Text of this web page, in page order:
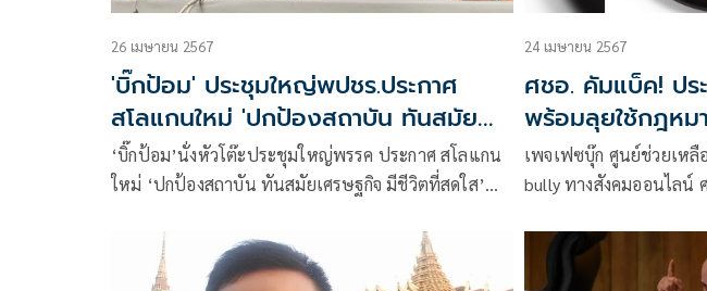
26 เมษายน 2567
'บิ๊กป้อม' ประชุมใหญ่พปชร.ประกาศ
สโลแกนใหม่ 'ปกป้องสถาบัน ทันสมัย
เศรษฐกิจ มีชีวิตที่สดใส'
‘บิ๊กป้อม’นั่งหัวโต๊ะประชุมใหญ่พรรค ประกาศ สโลแกน
ใหม่ ‘ปกป้องสถาบัน ทันสมัยเศรษฐกิจ มีชีวิตที่สดใส’
เกี้ยวไม่รู้ ไม่บอก โยนถามนายกฯ
24 เมษายน 2567
ศชอ. คัมแบ็ค! ปร
พร้อมลุยใช้กฎหม
สถาบัน
เพจเฟซบุ๊ก ศูนย์ช่วยเหลื
bully ทางสังคมออนไลน์
บทบาทการเคลื่อนไหวใ